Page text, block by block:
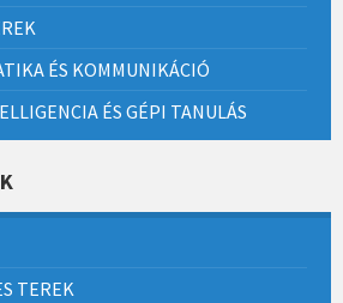
ÉS KOMMUNIKÁCIÓ
ÉS GÉPI TANULÁS
TEREK